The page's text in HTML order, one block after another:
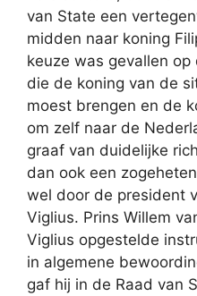
van State een
midden naar koning
keuze was gevallen
die de koning van de
moest brengen en de
om zelf naar de
graaf van duidelijke
dan ook een
wel door de president
Viglius. Prins Willem
Viglius opgestelde
in algemene
gaf hij in de Raad van